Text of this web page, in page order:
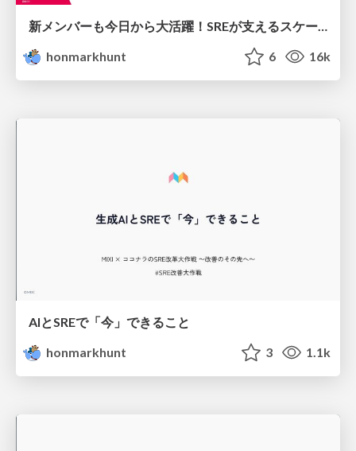
honmarkhunt
6 16k
AIとSREで「今」できること
honmarkhunt
3 1.1k